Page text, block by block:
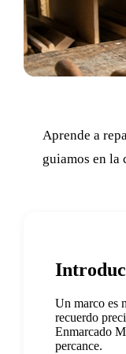
Aprende a
guiamos en la
Un marco es
recuerdo
Enmarcado
percance.